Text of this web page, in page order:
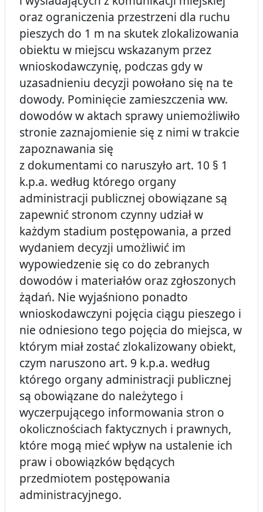
oraz ograniczenia przestrzeni dla ruchu
pieszych do 1 m na skutek zlokalizowania
obiektu w miejscu wskazanym przez
wnioskodawczynię, podczas gdy w
uzasadnieniu decyzji powołano się na te
dowody. Pominięcie zamieszczenia ww.
dowodów w aktach sprawy uniemożliwiło
stronie zaznajomienie się z nimi w trakcie
zapoznawania się
z dokumentami co naruszyło art. 10 § 1
k.p.a. według którego organy
administracji publicznej obowiązane są
zapewnić stronom czynny udział w
każdym stadium postępowania, a przed
wydaniem decyzji umożliwić im
wypowiedzenie się co do zebranych
dowodów i materiałów oraz zgłoszonych
żądań. Nie wyjaśniono ponadto
wnioskodawczyni pojęcia ciągu pieszego i
nie odniesiono tego pojęcia do miejsca, w
którym miał zostać zlokalizowany obiekt,
czym naruszono art. 9 k.p.a. według
którego organy administracji publicznej
są obowiązane do należytego i
wyczerpującego informowania stron o
okolicznościach faktycznych i prawnych,
które mogą mieć wpływ na ustalenie ich
praw i obowiązków będących
przedmiotem postępowania
administracyjnego.